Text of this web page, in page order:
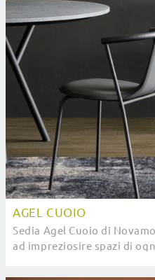
AGEL CUOIO
Sedia Agel Cuoio di
ad impreziosire spazi di